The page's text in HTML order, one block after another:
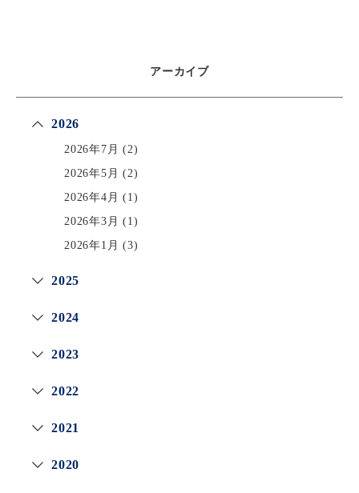
アーカイブ
2026
2026年7月 (2)
2026年5月 (2)
2026年4月 (1)
2026年3月 (1)
2026年1月 (3)
2025
2024
2023
2022
2021
2020